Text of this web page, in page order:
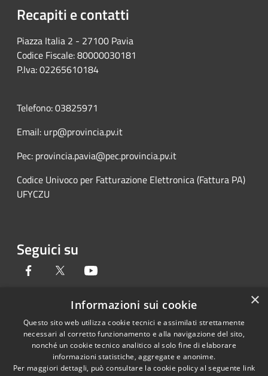
Recapiti e contatti
Piazza Italia 2 - 27100 Pavia
Codice Fiscale: 80000030181
P.Iva: 02265610184
Telefono: 03825971
Email: urp@provincia.pv.it
Pec: provincia.pavia@pec.provincia.pv.it
Codice Univoco per Fatturazione Elettronica (Fattura PA)
UFYCZU
Seguici su
Facebook Twitter
RSS
Accessibilità
Cookie
Copyright © 2026 • Provincia di
Pavia • Powered by
Municipium•Accesso
redazione
×
Informazioni sui cookie
Questo sito web utilizza cookie tecnici e assimilati strettamente
necessari al corretto funzionamento e alla navigazione del sito,
nonché un cookie tecnico analitico al solo fine di elaborare
informazioni statistiche, aggregate e anonime.
Per maggiori dettagli, può consultare la cookie policy al seguente link